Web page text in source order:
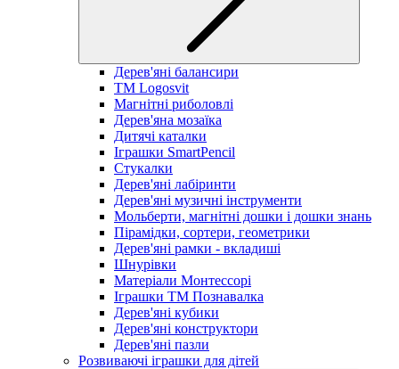
Дерев'яні балансири
TM Logosvit
Магнітні риболовлі
Дерев'яна мозаїка
Дитячі каталки
Іграшки SmartPencil
Стукалки
Дерев'яні лабіринти
Дерев'яні музичні інструменти
Мольберти, магнітні дошки і дошки знань
Пірамідки, сортери, геометрики
Дерев'яні рамки - вкладиші
Шнурівки
Матеріали Монтессорі
Іграшки ТМ Познавалка
Дерев'яні кубики
Дерев'яні конструктори
Дерев'яні пазли
Розвиваючі іграшки для дітей